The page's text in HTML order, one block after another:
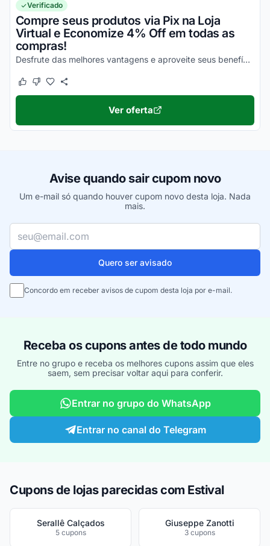
Verificado
Compre seus produtos via Pix na Loja
Virtual e Economize 4% Off em todas as
compras!
Desfrute das melhores vantagens e aproveite seus benefícios da melhor maneira possível!
Este cupom funcionou
Este cupom não funcionou
Ver oferta
Avise quando sair cupom novo
Um e-mail só quando houver cupom novo desta loja. Nada
mais.
Quero ser avisado
Concordo em receber avisos de cupom desta loja por e-mail.
Receba os cupons antes de todo mundo
Entre no grupo e receba os melhores cupons assim que eles
saem, sem precisar voltar aqui para conferir.
Entrar no grupo do WhatsApp
Entrar no canal do Telegram
Cupons de lojas parecidas com Estival
Serallê Calçados
5 cupons
Giuseppe Zanotti
3 cupons